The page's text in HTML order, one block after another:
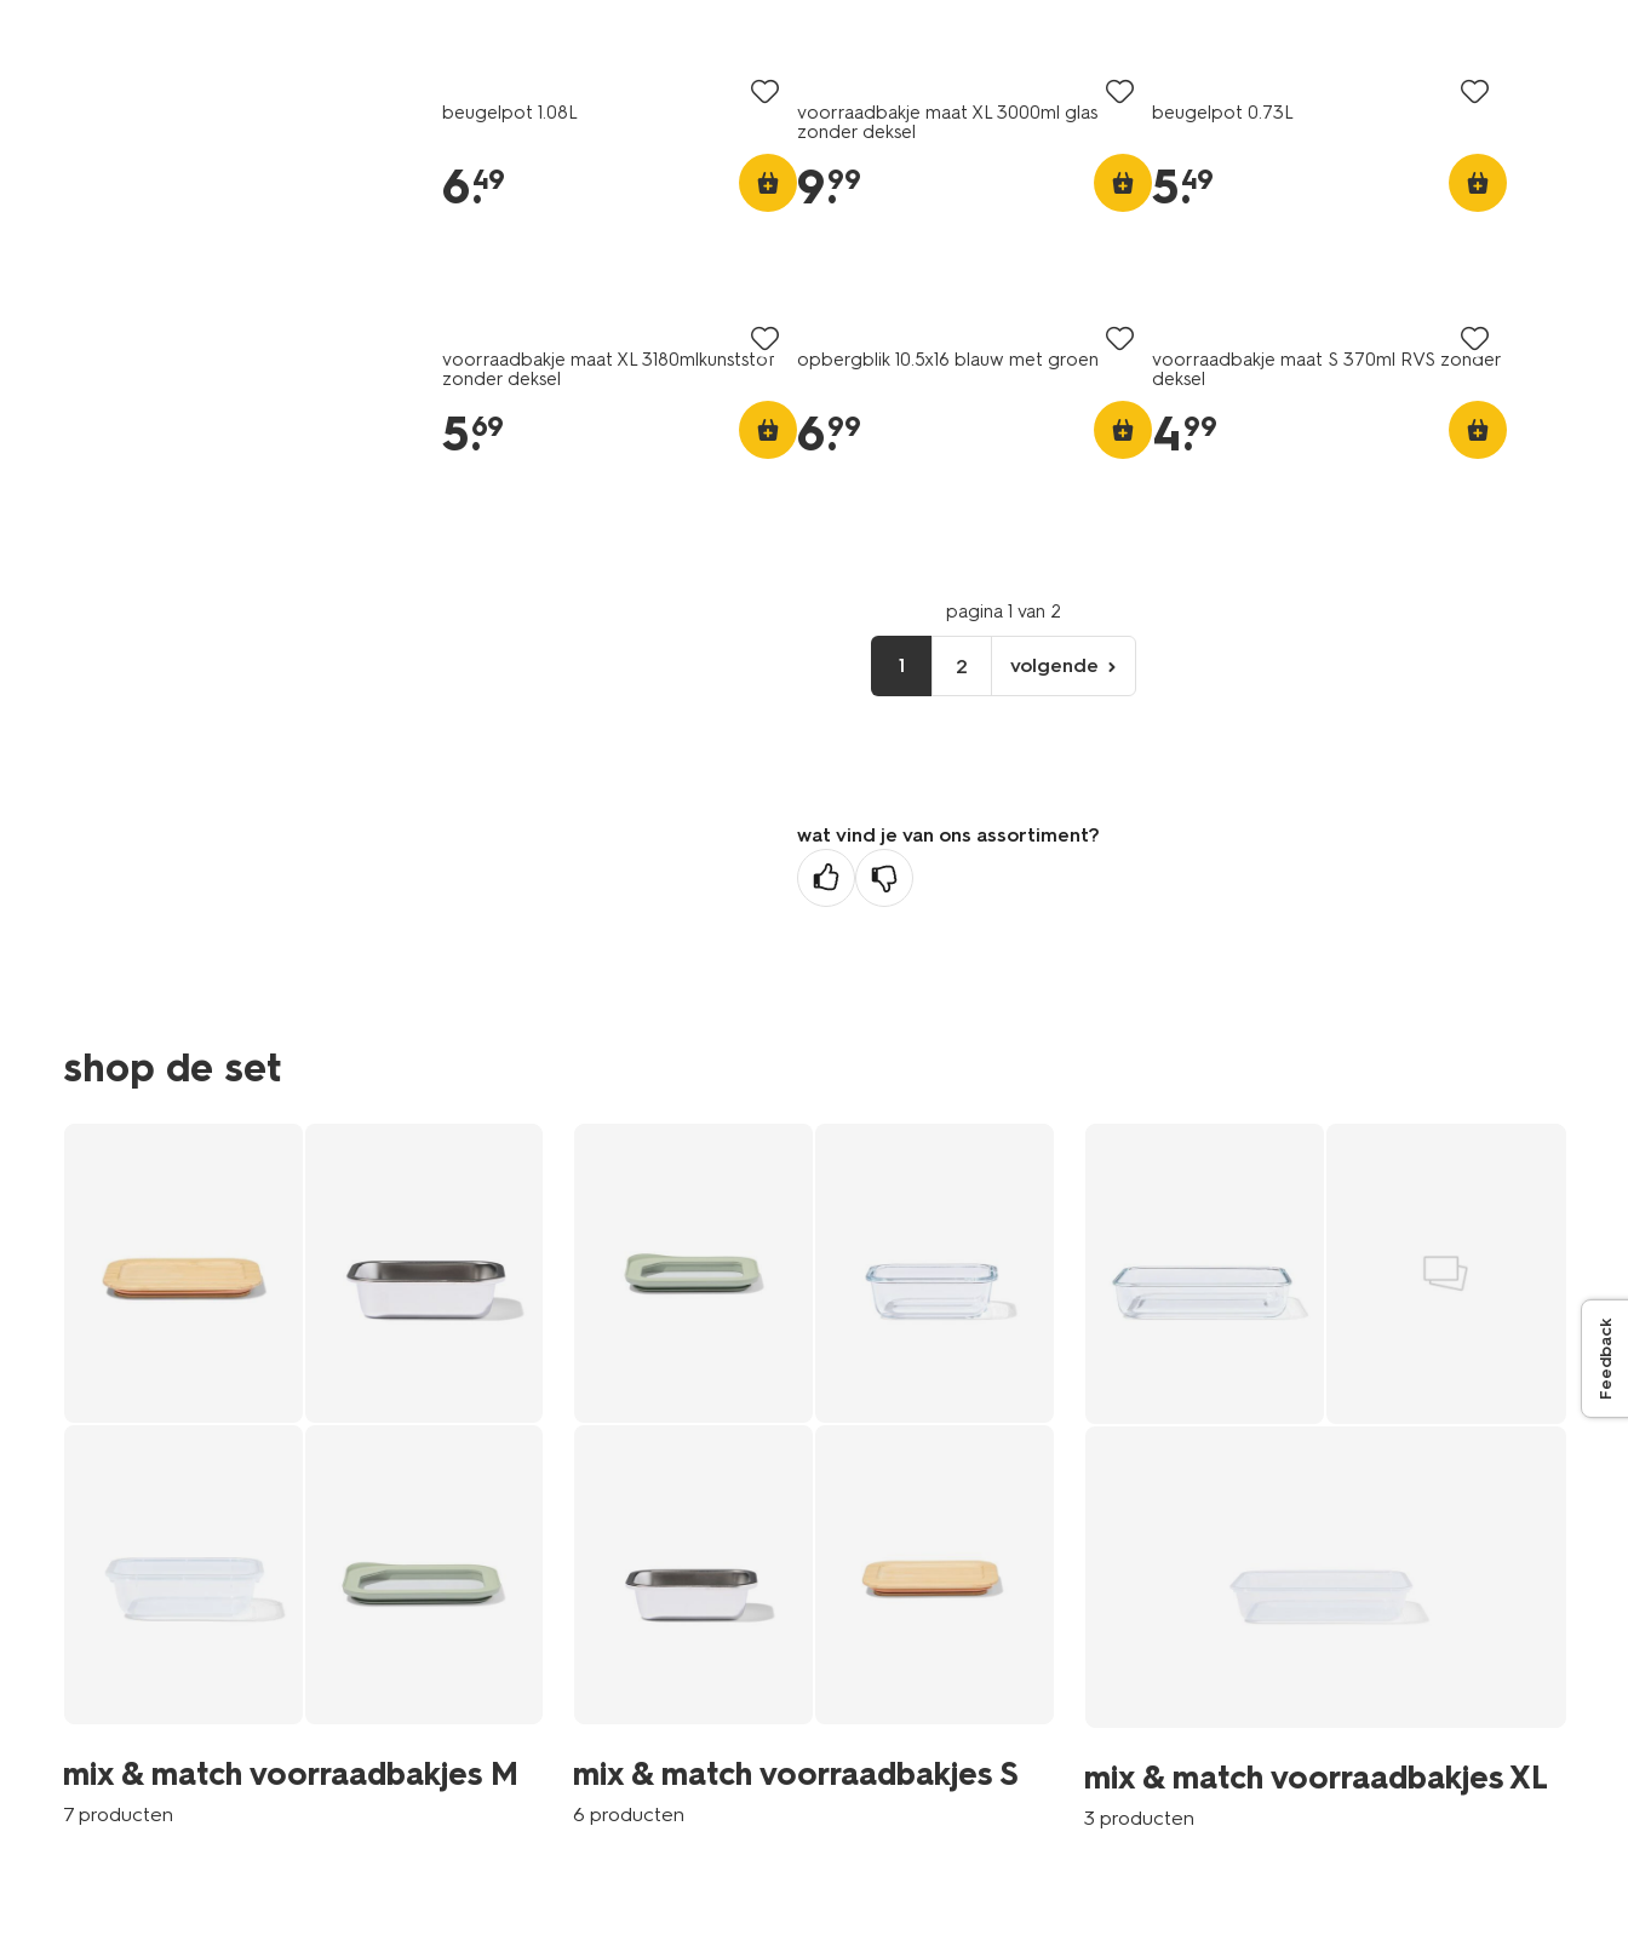
beugelpot 1.08L
6.
49
voorraadbakje maat XL 3000ml glas
zonder deksel
9.
99
beugelpot 0.73L
5.
49
voorraadbakje maat XL 3180mlkunststof
zonder deksel
5.
69
opbergblik 10.5x16 blauw met groen
6.
99
voorraadbakje maat S 370ml RVS zonder
deksel
4.
99
pagina 1 van 2
1 2
volgende
pagina
volgende
wat vind je van ons assortiment?
Feedback
shop de set
mix & match voorraadbakjes M
7 producten
mix & match voorraadbakjes S
6 producten
mix & match voorraadbakjes XL
3 producten